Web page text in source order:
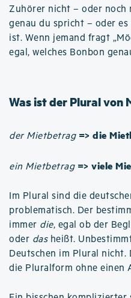
Zuhörer nicht – oder noch
genau du spricht – oder
ist. Wenn jemand fragt
egal, welches Bonbon
Was ist der Plural von
der Mietbetrag => die
ein Mietbetrag => viele
Im Plural sind die
problematisch. Der
immer die, egal ob der
oder dasheißt.
Deutschen im Plural nicht.
die Pluralform ohne einen